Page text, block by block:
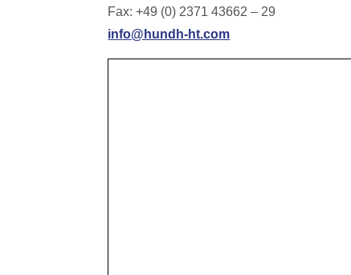
Fax: +49 (0) 2371 43662 – 29
info@hundh-ht.com